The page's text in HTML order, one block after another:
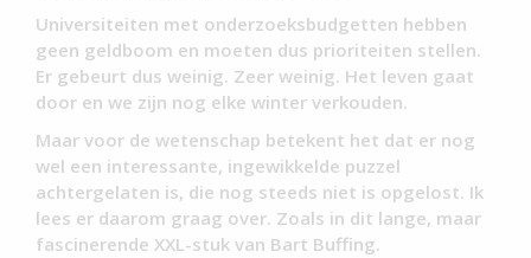
Universiteiten met onderzoeksbudgetten hebben
geen geldboom en moeten dus prioriteiten stellen.
Er gebeurt dus weinig. Zeer weinig. Het leven gaat
door en we zijn nog elke winter verkouden.
Maar voor de wetenschap betekent het dat er nog
wel een interessante, ingewikkelde puzzel
achtergelaten is, die nog steeds niet is opgelost. Ik
lees er daarom graag over. Zoals in dit lange, maar
fascinerende XXL-stuk van Bart Buffing.